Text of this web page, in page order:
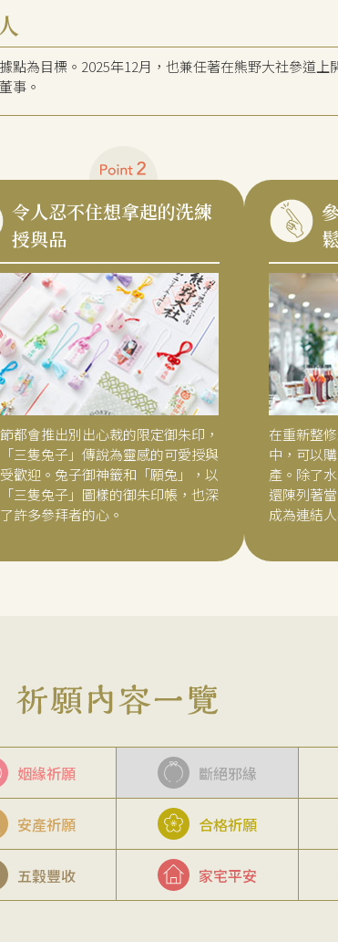
點為目標。2025年12月，也兼任著在熊野大社參道
事。
令人忍不住想拿起的洗練
授與品
都會推出別出心裁的限定御朱印，
三隻兔子」傳說為靈感的可愛授與
歡迎。兔子御神籤和「願兔」，以
三隻兔子」圖樣的御朱印帳，也深
許多參拜者的心。
在重新整
中，可以
產。除了
還陳列著
成為連結
姻緣祈願 斷絕邪緣
安產祈願 合格祈願
五穀豐收 家宅平安